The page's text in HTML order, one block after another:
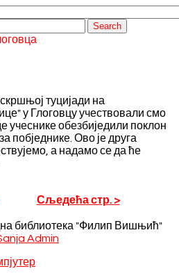
туцијади на
у Глоговцу учествовали смо
учеснике обезбиједили поклон
побједнике. Ово је друга
а надамо се да ће
Сљедећа стр. >
библиотека "Филип Вишњић"
Admin